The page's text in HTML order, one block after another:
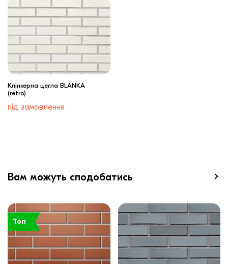
Клінкерна цегла BLANKA
(retro)
під замовлення
Вам можуть сподобатись
Топ